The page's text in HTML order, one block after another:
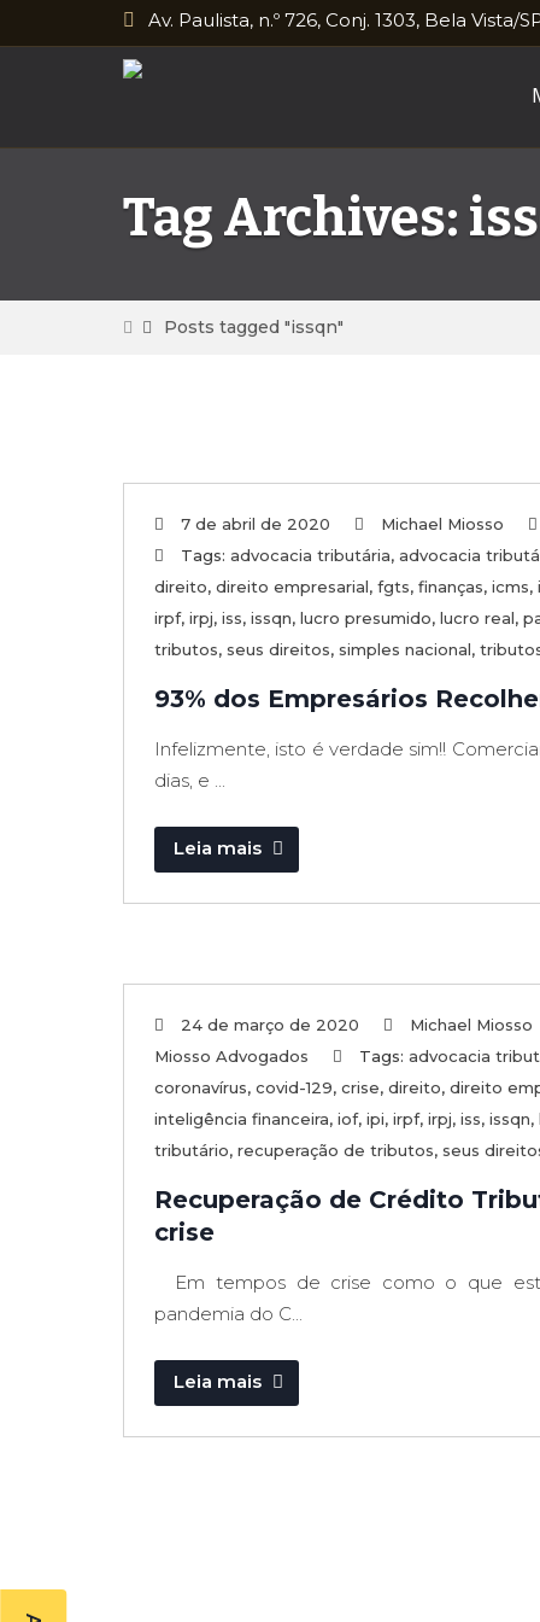
Av. Paulista, n.º 726, Conj. 1303, Bela Vista/
Tag Archives:
Posts tagged "issqn"
7 de abril de 2020 Michael Miosso
Tags: advocacia tributária, advocacia
direito, direito empresarial, fgts, finanças, icms,
irpf, irpj, iss, issqn, lucro presumido, lucro real,
tributos, seus direitos, simples nacional,
93% dos Empresários
Infelizmente, isto é verdade sim!!
dias, e ...
Leia mais
24 de março de 2020 Michael Miosso
Miosso Advogados
Tags: advocacia
coronavírus, covid-129, crise, direito, direito
inteligência financeira, iof, ipi, irpf, irpj, iss, issqn,
tributário, recuperação de tributos, seus
Recuperação de Crédito
crise
Em tempos de crise como o que
pandemia do C...
Leia mais